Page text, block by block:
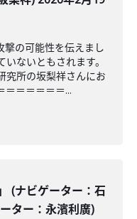
撃の可能性を伝えまし
ないともされます。
究所の坂梨祥さんにお
＝＝＝＝＝＝...
(ナビゲーター：石
ター：永濱利廣)